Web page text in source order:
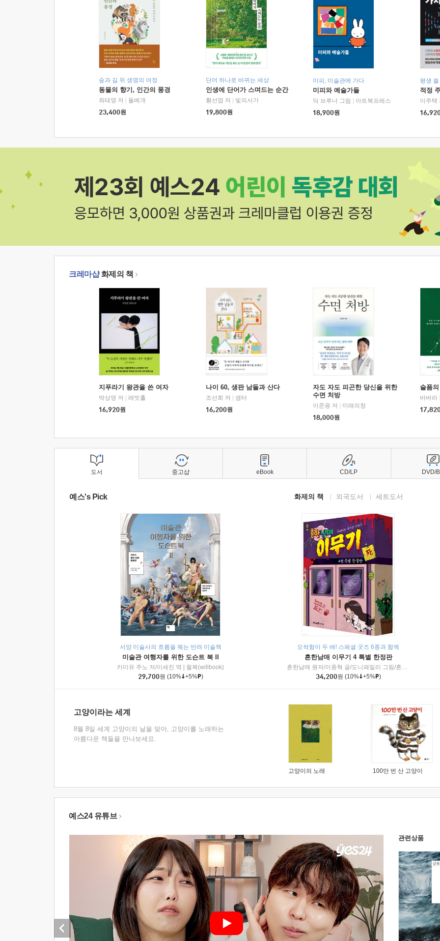
숲과 길 위 생명의 여정
동물의 향기, 인간의 풍경
최태영 저
돌베개
23,400원
단어 하나로 바뀌는 세상
인생에 단어가 스며드는 순간
황선엽 저
빛의서가
19,800원
미피, 미술관에 가다
미피와 예술가들
딕 브루너 그림
아트북프레스
18,900원
평생 쓸
적정
이주택
크레마샵화제의 책
지푸라기 왕관을 쓴 여자
박상영 저
래빗홀
16,920원
나이 60, 생판 남들과 산다
조선희 저
샘터
16,200원
자도 자도 피곤한 당신을 위한
수면 처방
이준용 저
미래의창
18,000원
슬픔
바버라
도서
예스's Pick 화제의 책 외국도서 세트도서
서양 미술사의 흐름을 꿰는 반려 미술책
미술관 여행자를 위한 도슨트 북 II
카미유 주노 저/이세진 역
윌북(willbook)
29,700원 (10% +5% )
오싹함이 두 배! 스페셜 굿즈 6종과 함께
흔한남매 이무기 4 특별 한정판
흔한남매 원저/이종혁 글/도니패밀리 그림/흔한컴퍼니 감수
34,200원 (10% +5% )
고양이라는 세계
8월 8일 세계 고양이의 날을 맞아, 고양이를 노래하는
아름다운 책들을 만나보세요.
고양이의 노래 100만 번 산 고양이
중고샵 eBook CD/LP DVD/
예스24 유튜브
관련상품